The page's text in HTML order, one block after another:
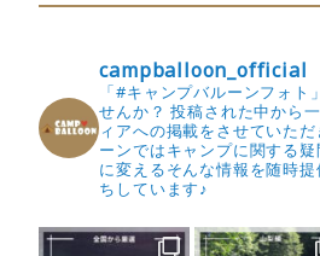
campballoon_official
「#キャンプバルーンフォト
せんか？ 投稿された中から
ィアへの掲載をさせていただ
ーンではキャンプに関する
に変えるそんな情報を随時提
ちしています♪